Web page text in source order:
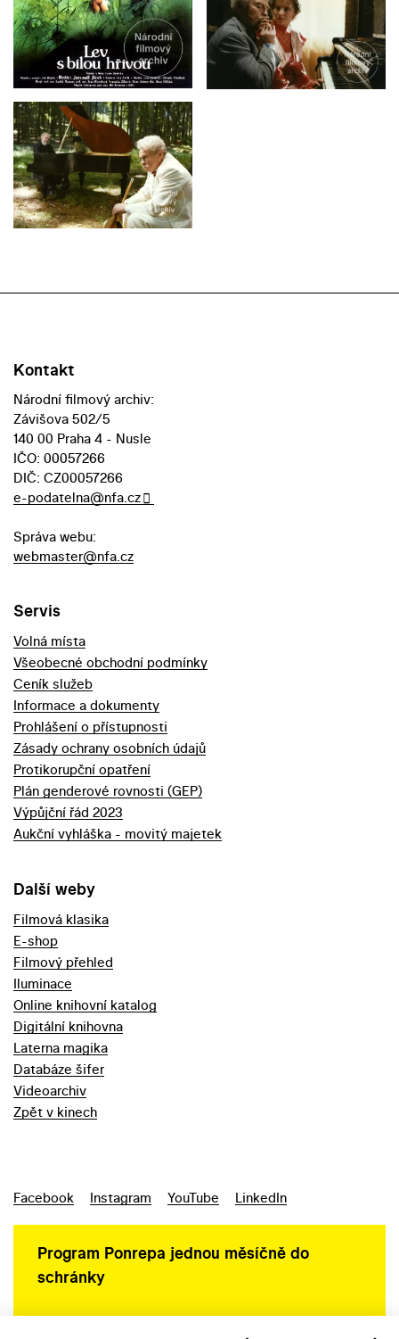
Kontakt
Národní filmový archiv:
Závišova 502/5
140 00 Praha 4 - Nusle
IČO: 00057266
DIČ: CZ00057266
e-podatelna@nfa.cz
Správa webu:
webmaster@nfa.cz
Servis
Volná místa
Všeobecné obchodní podmínky
Ceník služeb
Informace a dokumenty
Prohlášení o přístupnosti
Zásady ochrany osobních údajů
Protikorupční opatření
Plán genderové rovnosti (GEP)
Výpůjční řád 2023
Aukční vyhláška - movitý majetek
Další weby
Filmová klasika
E-shop
Filmový přehled
Iluminace
Online knihovní katalog
Digitální knihovna
Laterna magika
Databáze šifer
Videoarchiv
Zpět v kinech
Facebook Instagram YouTube LinkedIn
Program Ponrepa jednou měsíčně do
schránky